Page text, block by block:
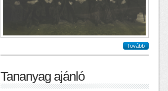
Tovább
Tananyag ajánló